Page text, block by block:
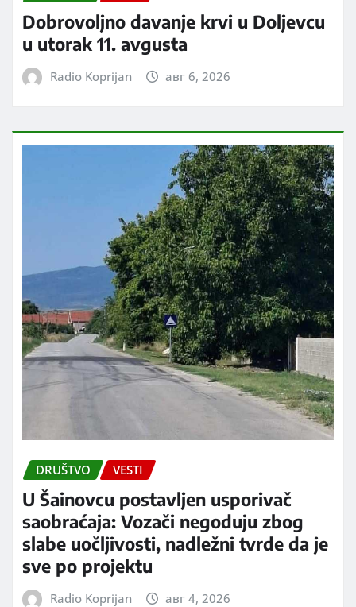
Dobrovoljno davanje krvi u Doljevcu
u utorak 11. avgusta
Radio Koprijan авг 6, 2026
DRUŠTVO VESTI
U Šainovcu postavljen usporivač
saobraćaja: Vozači negoduju zbog
slabe uočljivosti, nadležni tvrde da je
sve po projektu
Radio Koprijan авг 4, 2026